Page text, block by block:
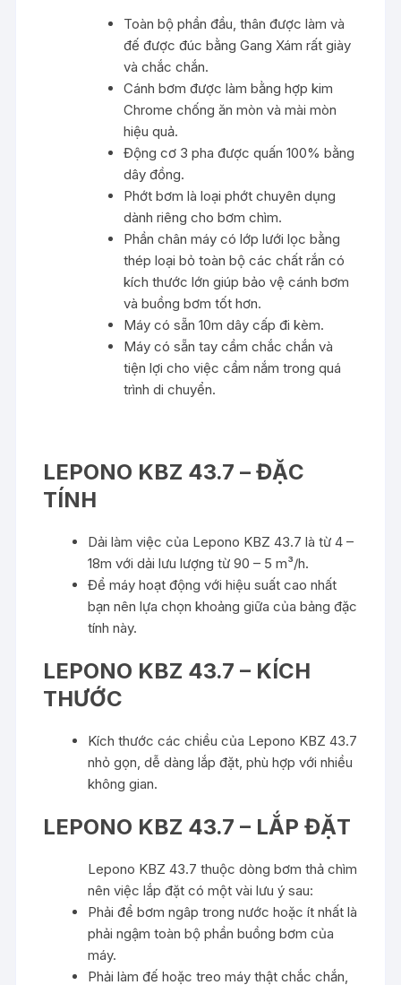
Toàn bộ phần đầu, thân được làm và
đế được đúc bằng Gang Xám rất giày
và chắc chắn.
Cánh bơm được làm bằng hợp kim
Chrome chống ăn mòn và mài mòn
hiệu quả.
Động cơ 3 pha được quấn 100% bằng
dây đồng.
Phớt bơm là loại phớt chuyên dụng
dành riêng cho bơm chìm.
Phần chân máy có lớp lưới lọc bằng
thép loại bỏ toàn bộ các chất rắn có
kích thước lớn giúp bảo vệ cánh bơm
và buồng bơm tốt hơn.
Máy có sẵn 10m dây cấp đi kèm.
Máy có sẵn tay cầm chắc chắn và
tiện lợi cho việc cầm nắm trong quá
trình di chuyển.
LEPONO KBZ 43.7 – ĐẶC
TÍNH
Dải làm việc của Lepono KBZ 43.7 là từ 4 –
18m với dải lưu lượng từ 90 – 5 m³/h.
Để máy hoạt động với hiệu suất cao nhất
bạn nên lựa chọn khoảng giữa của bảng đặc
tính này.
LEPONO KBZ 43.7 – KÍCH
THƯỚC
Kích thước các chiều của Lepono KBZ 43.7
nhỏ gọn, dễ dàng lắp đặt, phù hợp với nhiều
không gian.
LEPONO KBZ 43.7 – LẮP ĐẶT
Lepono KBZ 43.7 thuộc dòng bơm thả chìm
nên việc lắp đặt có một vài lưu ý sau:
Phải để bơm ngâp trong nước hoặc ít nhất là
phải ngậm toàn bộ phần buồng bơm của
máy.
Phải làm đế hoặc treo máy thật chắc chắn,